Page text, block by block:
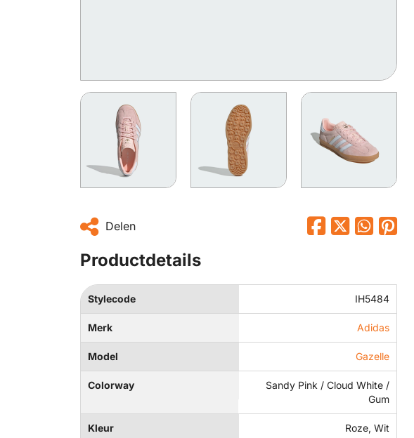
Delen
Productdetails
Stylecode IH5484
Merk Adidas
Model Gazelle
Colorway
Sandy Pink / Cloud White /
Gum
Kleur Roze, Wit